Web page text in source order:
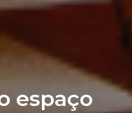
espaço